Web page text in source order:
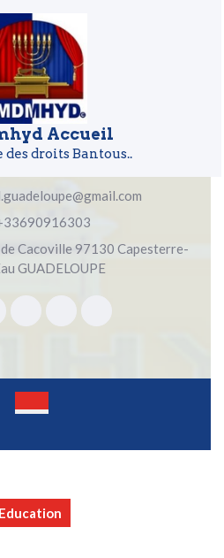
Accueil
des droits Bantous..
de Cacoville 97130 Capesterre-
GUADELOUPE
Education